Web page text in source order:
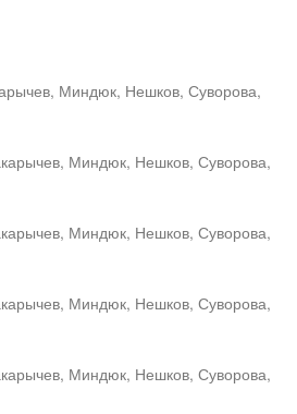
Миндюк, Нешков, Суворова,
Миндюк, Нешков, Суворова,
Миндюк, Нешков, Суворова,
Миндюк, Нешков, Суворова,
Миндюк, Нешков, Суворова,